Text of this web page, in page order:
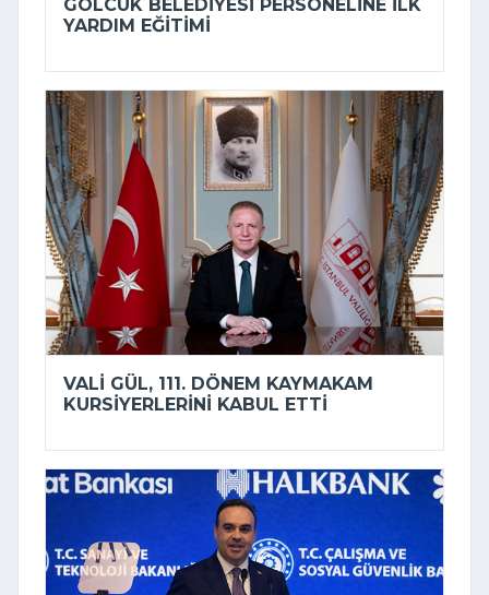
GÖLCÜK BELEDIYESI PERSONELINE ILK
YARDIM EĞITIMI
VALI GÜL, 111. DÖNEM KAYMAKAM
KURSIYERLERINI KABUL ETTI